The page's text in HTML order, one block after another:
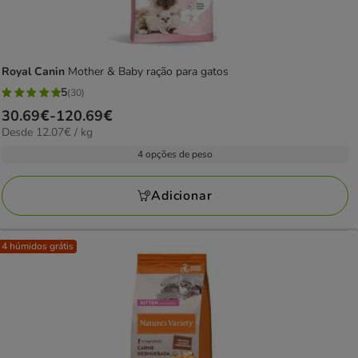
Royal Canin Mother & Baby ração para gatos
5
estrelas
com
avaliações
5(30)
Preço
de
120.69€
30.69€-120.69€
12.07€
Desde 12.07€ / kg
4 opções de peso
Adicionar
4 húmidos grátis